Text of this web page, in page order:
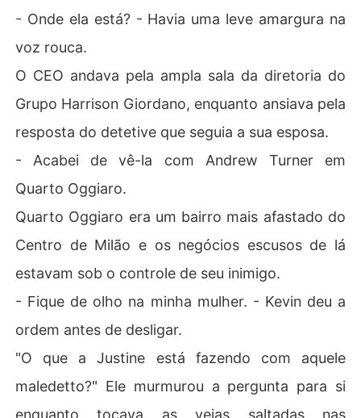
- Onde ela está? - Havia uma leve amargura na
voz rouca.
O CEO andava pela ampla sala da diretoria do
Grupo Harrison Giordano, enquanto ansiava pela
resposta do detetive que seguia a sua esposa.
- Acabei de vê-la com Andrew Turner em
Quarto Oggiaro.
Quarto Oggiaro era um bairro mais afastado do
Centro de Milão e os negócios escusos de lá
estavam sob o controle de seu inimigo.
- Fique de olho na minha mulher. - Kevin deu a
ordem antes de desligar.
"O que a Justine está fazendo com aquele
maledetto?" Ele murmurou a pergunta para si
enquanto tocava as veias saltadas nas